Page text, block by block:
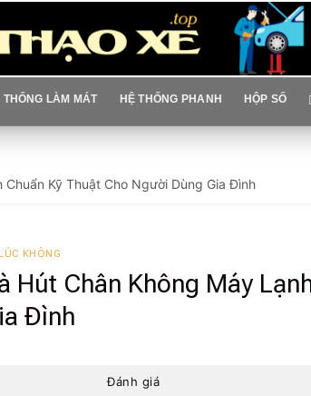
THỐNG LÀM MÁT HỆ THỐNG PHANH HỘP SỐ
Kỹ Thuật Cho Người Dùng Gia Đình
KHÔNG
Hút Chân Không Máy
Đình
Đánh giá